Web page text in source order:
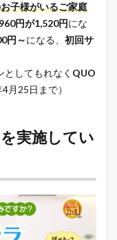
子様がいるご家庭
円が1,520円にな
円～になる、 初回サ
してもれなく QUO
月25日まで）
実施してい